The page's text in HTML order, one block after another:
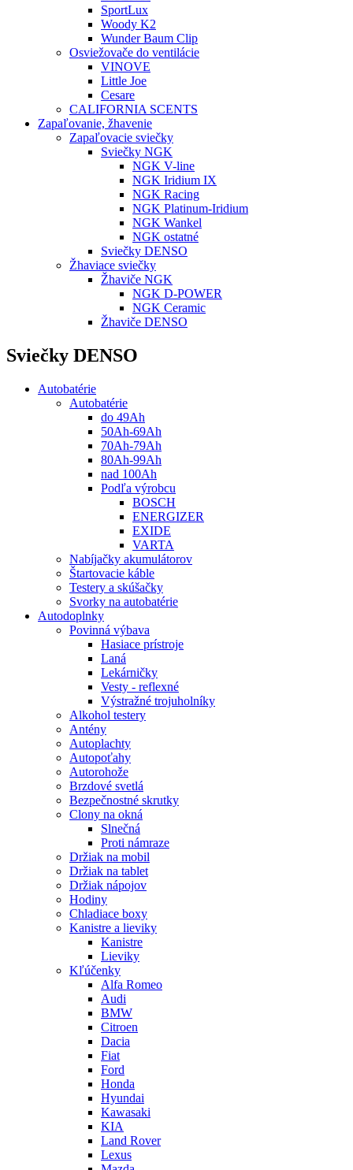
SportLux
Woody K2
Wunder Baum Clip
Osviežovače do ventilácie
VINOVE
Little Joe
Cesare
CALIFORNIA SCENTS
Zapaľovanie, žhavenie
Zapaľovacie sviečky
Sviečky NGK
NGK V-line
NGK Iridium IX
NGK Racing
NGK Platinum-Iridium
NGK Wankel
NGK ostatné
Sviečky DENSO
Žhaviace sviečky
Žhaviče NGK
NGK D-POWER
NGK Ceramic
Žhaviče DENSO
Sviečky DENSO
Autobatérie
Autobatérie
do 49Ah
50Ah-69Ah
70Ah-79Ah
80Ah-99Ah
nad 100Ah
Podľa výrobcu
BOSCH
ENERGIZER
EXIDE
VARTA
Nabíjačky akumulátorov
Štartovacie káble
Testery a skúšačky
Svorky na autobatérie
Autodoplnky
Povinná výbava
Hasiace prístroje
Laná
Lekárničky
Vesty - reflexné
Výstražné trojuholníky
Alkohol testery
Antény
Autoplachty
Autopoťahy
Autorohože
Brzdové svetlá
Bezpečnostné skrutky
Clony na okná
Slnečná
Proti námraze
Držiak na mobil
Držiak na tablet
Držiak nápojov
Hodiny
Chladiace boxy
Kanistre a lieviky
Kanistre
Lieviky
Kľúčenky
Alfa Romeo
Audi
BMW
Citroen
Dacia
Fiat
Ford
Honda
Hyundai
Kawasaki
KIA
Land Rover
Lexus